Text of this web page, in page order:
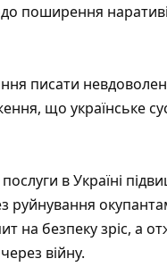
поширення
писати
що українське
в Україні
руйнування
безпеку зріс, а
війну.